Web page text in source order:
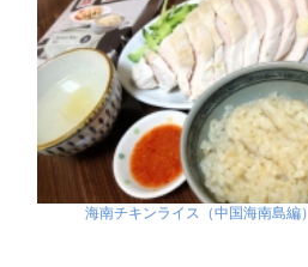
海南チキンライス（中国海南島編）